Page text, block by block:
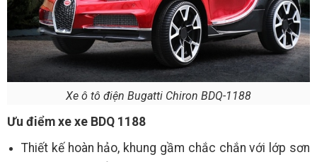
Xe ô tô điện Bugatti Chiron BDQ-1188
Ưu điểm xe xe BDQ 1188
Thiết kế hoàn hảo, khung gầm chắc chắn với lớp sơn